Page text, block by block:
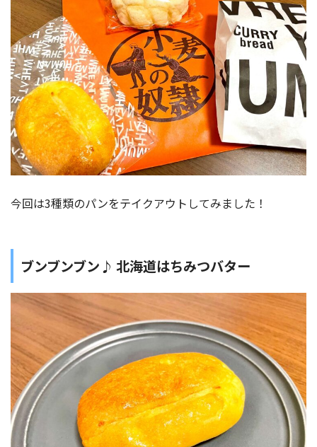
今回は3種類のパンをテイクアウトしてみました！
ブンブンブン♪ 北海道はちみつバター